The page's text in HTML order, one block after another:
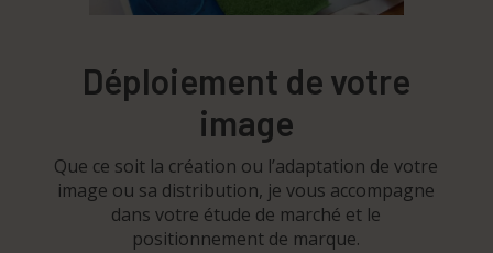
Déploiement de votre
image
Que ce soit la création ou l’adaptation de votre
image ou sa distribution, je vous accompagne
dans votre étude de marché et le
positionnement de marque.